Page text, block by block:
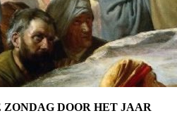
DOOR HET JAAR